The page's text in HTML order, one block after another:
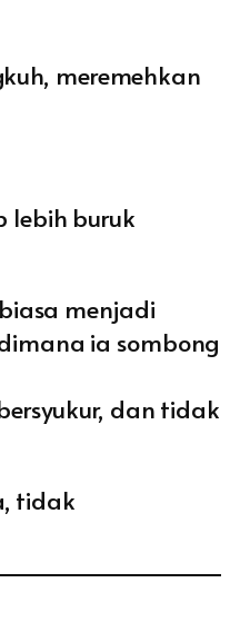
meremehkan
lebih buruk
menjadi
ia sombong
dan tidak
tidak